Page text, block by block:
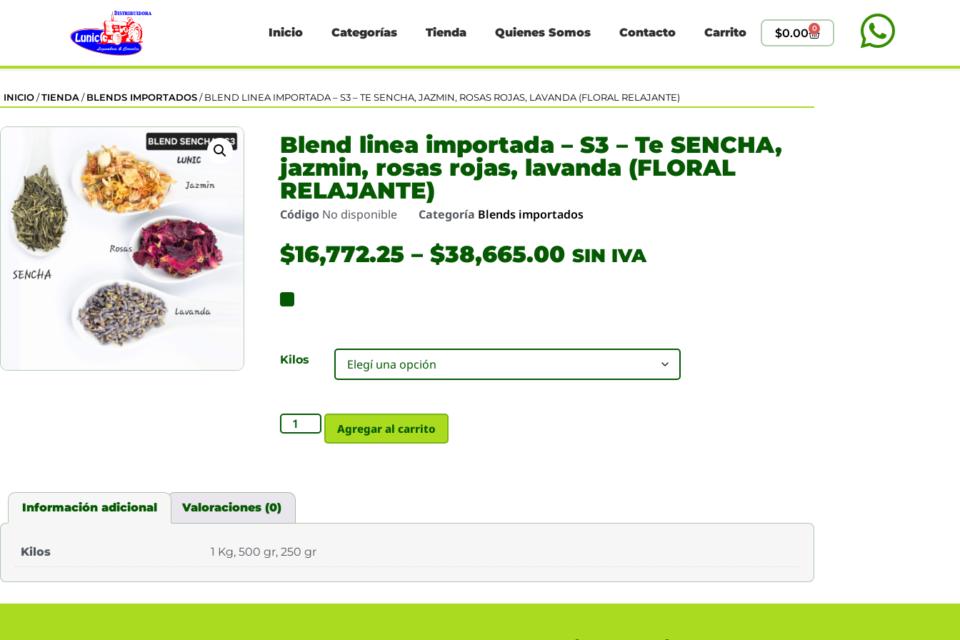
Inicio Categorías Tienda Quienes Somos Contacto Carrito $0.00 0
INICIO /TIENDA / BLENDS IMPORTADOS / BLEND LINEA IMPORTADA – S3 – TE SENCHA, JAZMIN, ROSAS ROJAS, LAVANDA (FLORAL RELAJANTE)
Blend linea importada – S3 – Te SENCHA,
jazmin, rosas rojas, lavanda (FLORAL
RELAJANTE)
Código No disponible Categoría Blends importados
$16,772.25 – $38,665.00 SIN IVA
Kilos
Agregar al carrito
Información adicional Valoraciones (0)
Kilos 1 Kg, 500 gr, 250 gr